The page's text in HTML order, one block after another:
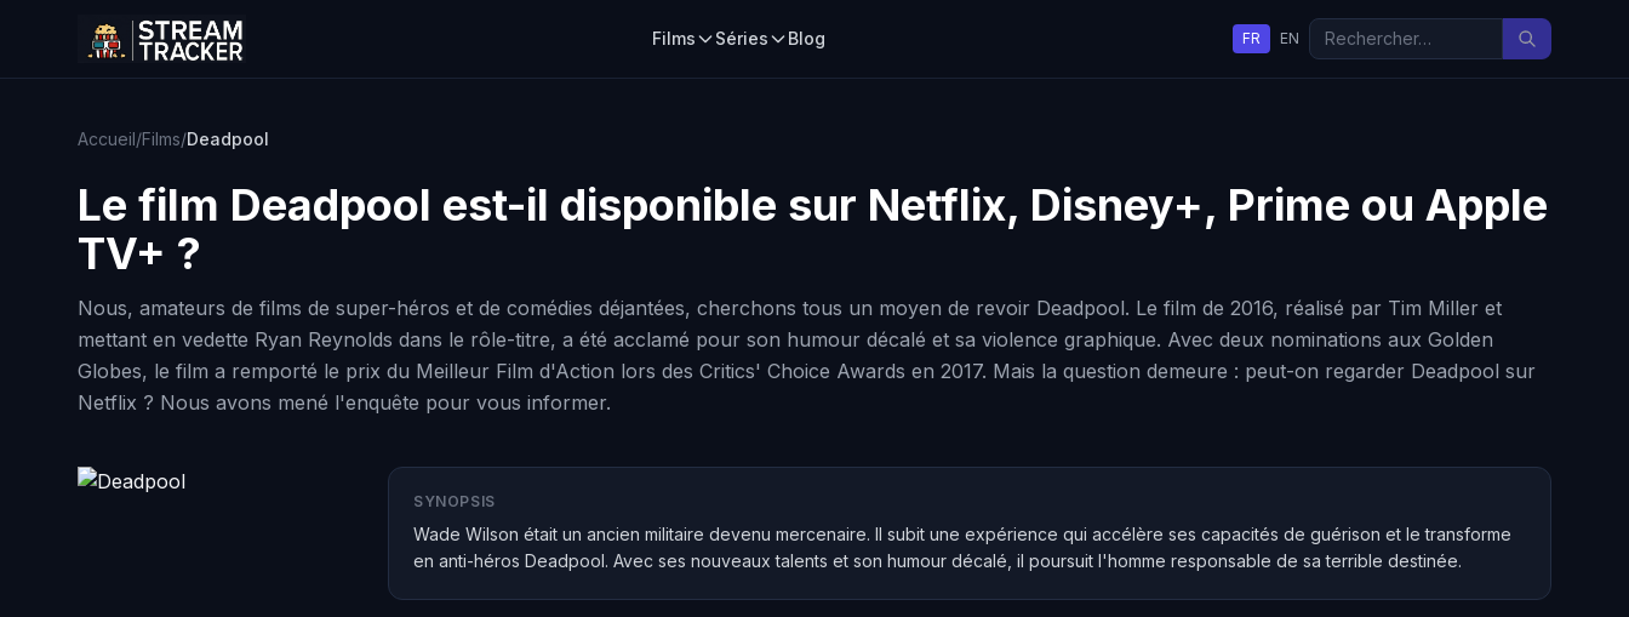
Films Séries Blog FR EN
Accueil/Films/Deadpool
Le film Deadpool est-il disponible sur Netflix, Disney+, Prime ou Apple
TV+ ?
Nous, amateurs de films de super-héros et de comédies déjantées, cherchons tous un moyen de revoir Deadpool. Le film de 2016, réalisé par Tim Miller et
mettant en vedette Ryan Reynolds dans le rôle-titre, a été acclamé pour son humour décalé et sa violence graphique. Avec deux nominations aux Golden
Globes, le film a remporté le prix du Meilleur Film d'Action lors des Critics' Choice Awards en 2017. Mais la question demeure : peut-on regarder Deadpool sur
Netflix ? Nous avons mené l'enquête pour vous informer.
SYNOPSIS
Wade Wilson était un ancien militaire devenu mercenaire. Il subit une expérience qui accélère ses capacités de guérison et le transforme
en anti-héros Deadpool. Avec ses nouveaux talents et son humour décalé, il poursuit l'homme responsable de sa terrible destinée.